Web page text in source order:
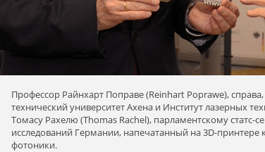
Профессор Райнхарт Поправе (Reinhart Poprawe),
технический университет Ахена и Институт лазерных
Томасу Рахелю (Thomas Rachel), парламентскому
исследований Германии, напечатанный на 3D-
фотоники.